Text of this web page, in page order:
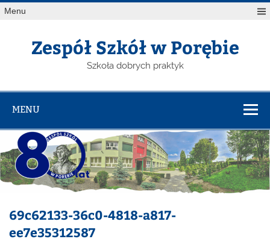
Menu
Zespół Szkół w Porębie
Szkoła dobrych praktyk
MENU
69c62133-36c0-4818-a817-
ee7e35312587